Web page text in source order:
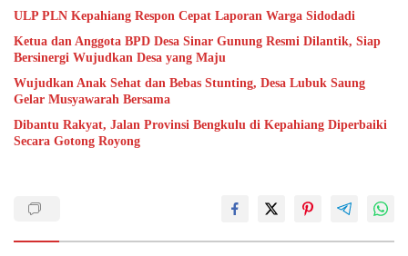
ULP PLN Kepahiang Respon Cepat Laporan Warga Sidodadi
Ketua dan Anggota BPD Desa Sinar Gunung Resmi Dilantik, Siap
Bersinergi Wujudkan Desa yang Maju
Wujudkan Anak Sehat dan Bebas Stunting, Desa Lubuk Saung
Gelar Musyawarah Bersama
Dibantu Rakyat, Jalan Provinsi Bengkulu di Kepahiang Diperbaiki
Secara Gotong Royong